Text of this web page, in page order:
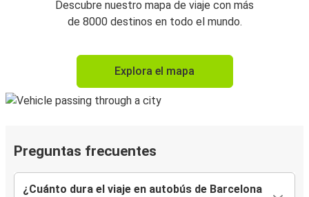
Descubre nuestro mapa de viaje con más
de 8000 destinos en todo el mundo.
Explora el mapa
Preguntas frecuentes
¿Cuánto dura el viaje en autobús de Barcelona